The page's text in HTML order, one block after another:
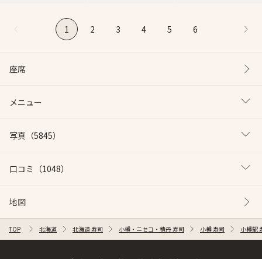
1 2 3 4 5 6
座席
メニュー
写真 （5845）
口コミ （1048）
地図
TOP 北海道 北海道 寿司 小樽・ニセコ・積丹 寿司 小樽 寿司 小樽駅